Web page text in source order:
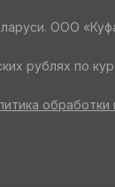
ООО
рублях по